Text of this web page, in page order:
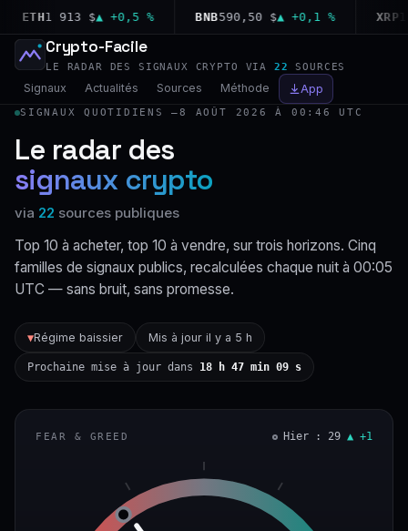
ETH1 913 $▲ +0,5 % BNB590,50 $▲ +0,1 % XRP
Crypto-Facile
LE RADAR DES SIGNAUX CRYPTO VIA 22 SOURCES
Signaux Actualités Sources Méthode App
SIGNAUX QUOTIDIENS —8 AOÛT 2026 À 00:46 UTC
Le radar des
signaux crypto
via 22 sources publiques
Top 10 à acheter, top 10 à vendre, sur trois horizons. Cinq
familles de signaux publics, recalculées chaque nuit à 00:05
UTC — sans bruit, sans promesse.
▼Régime baissier Mis à jour il y a 5 h
Prochaine mise à jour dans 18 h 47 min 08 s
FEAR & GREED Hier : 29 ▲ +1